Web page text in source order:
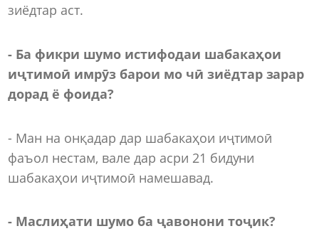
зиёдтар аст.
- Ба фикри шумо истифодаи шабакаҳои
иҷтимоӣ имрӯз барои мо чӣ зиёдтар зарар
дорад ё фоида?
- Ман на онқадар дар шабакаҳои иҷтимоӣ
фаъол нестам, вале дар асри 21 бидуни
шабакаҳои иҷтимоӣ намешавад.
- Маслиҳати шумо ба ҷавонони тоҷик?